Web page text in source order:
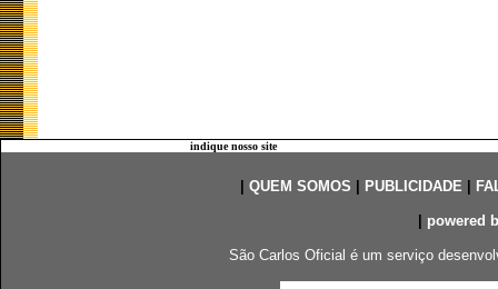
indique nosso site
QUEM SOMOS PUBLICIDADE|
powered
São Carlos Oficial é um serviço